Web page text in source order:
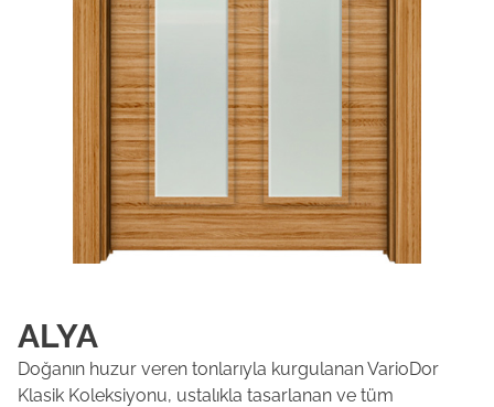
ALYA
Doğanın huzur veren tonlarıyla kurgulanan VarioDor
Klasik Koleksiyonu, ustalıkla tasarlanan ve tüm